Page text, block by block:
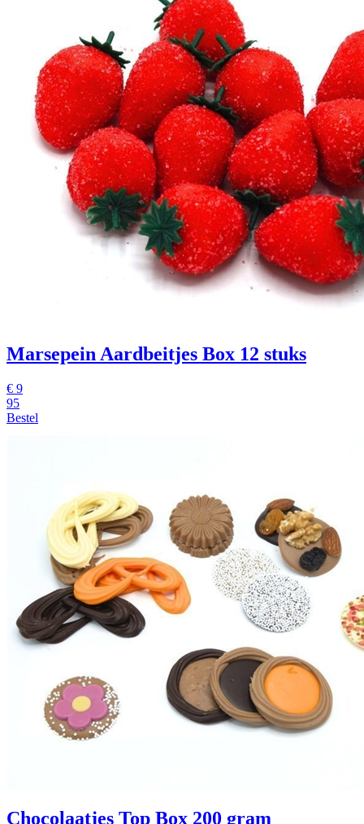
Marsepein Aardbeitjes Box 12 stuks
€ 9
95
Bestel
Chocolaatjes Top Box 200 gram